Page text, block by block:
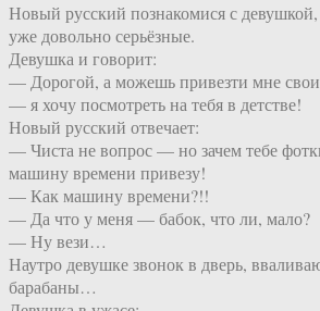
Новый русский познакомися с
уже довольно серьёзные.
Девушка и говорит:
— Дорогой, а можешь привезти мне
— я хочу посмотреть на тебя в детстве!
Новый русский отвечает:
— Чиста не вопрос — но зачем тебе
машину времени привезу!
— Как машину времени?!!
— Да что у меня — бабок, что ли, мало?
— Ну вези…
Наутро девушке звонок в дверь,
барабаны…